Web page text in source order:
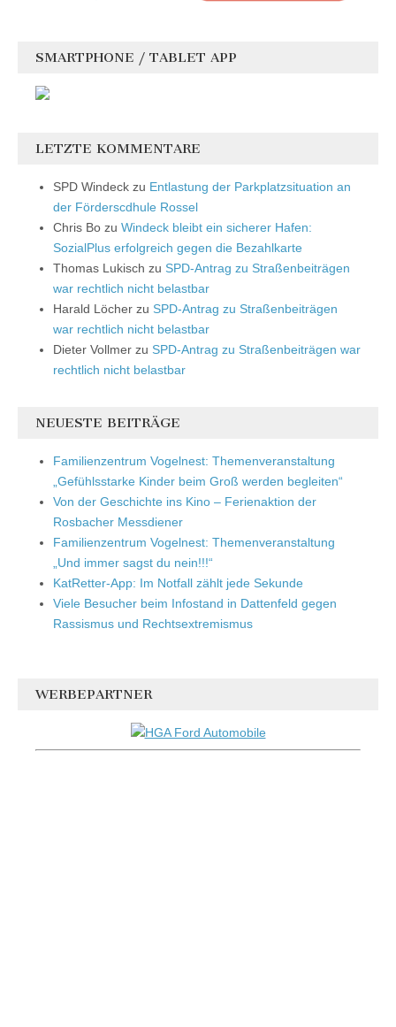
SMARTPHONE / TABLET APP
LETZTE KOMMENTARE
SPD Windeck zu Entlastung der Parkplatzsituation an
der Förderscdhule Rossel
Chris Bo zu Windeck bleibt ein sicherer Hafen:
SozialPlus erfolgreich gegen die Bezahlkarte
Thomas Lukisch zu SPD-Antrag zu Straßenbeiträgen
war rechtlich nicht belastbar
Harald Löcher zu SPD-Antrag zu Straßenbeiträgen
war rechtlich nicht belastbar
Dieter Vollmer zu SPD-Antrag zu Straßenbeiträgen war
rechtlich nicht belastbar
NEUESTE BEITRÄGE
Familienzentrum Vogelnest: Themenveranstaltung
„Gefühlsstarke Kinder beim Groß werden begleiten“
Von der Geschichte ins Kino – Ferienaktion der
Rosbacher Messdiener
Familienzentrum Vogelnest: Themenveranstaltung
„Und immer sagst du nein!!!“
KatRetter-App: Im Notfall zählt jede Sekunde
Viele Besucher beim Infostand in Dattenfeld gegen
Rassismus und Rechtsextremismus
WERBEPARTNER